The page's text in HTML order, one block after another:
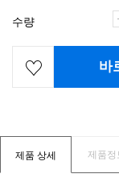
수량
바
제품 상세 제품정